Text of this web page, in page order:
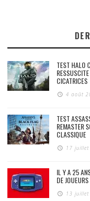
TEST HALO
CICATRICES
4 août
TEST
REMASTER
CLASSIQUE
17
IL Y A 25
DE
13